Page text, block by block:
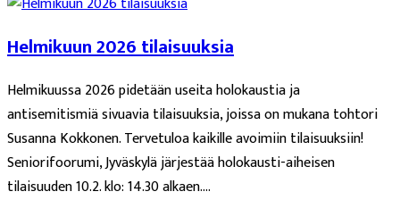
Helmikuun 2026 tilaisuuksia
Helmikuussa 2026 pidetään useita holokaustia ja
antisemitismiä sivuavia tilaisuuksia, joissa on mukana tohtori
Susanna Kokkonen. Tervetuloa kaikille avoimiin tilaisuuksiin!
Seniorifoorumi, Jyväskylä järjestää holokausti-aiheisen
tilaisuuden 10.2. klo: 14.30 alkaen....